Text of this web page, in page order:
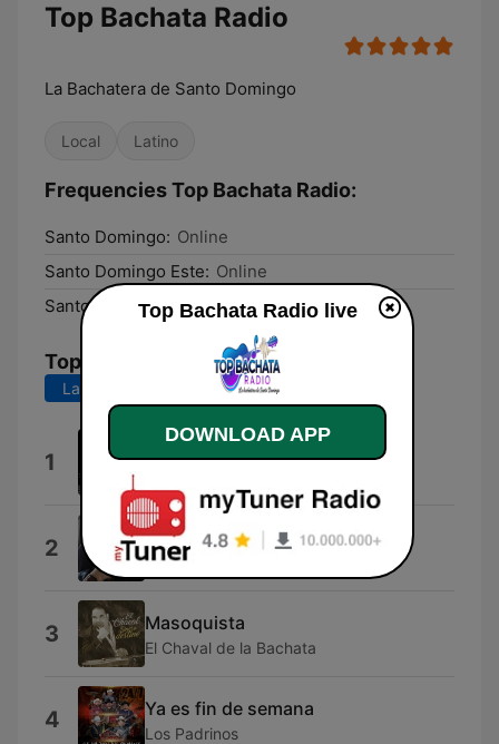
Top Bachata Radio
La Bachatera de Santo Domingo
Local Latino
Frequencies Top Bachata Radio:
Santo Domingo: Online
Santo Domingo Este: Online
Santo Domingo Oeste: Online
Top Songs
Last 7 days Last 30 days
1
2 La Vida de la Estacion
SPAMM
3 Masoquista
El Chaval de la Bachata
4 Ya es fin de semana
Los Padrinos
Top Bachata Radio live
DOWNLOAD APP